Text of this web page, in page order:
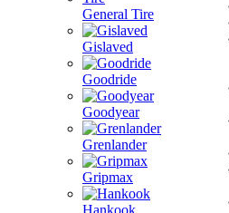
General Tire
Gislaved
Goodride
Goodyear
Grenlander
Gripmax
Hankook